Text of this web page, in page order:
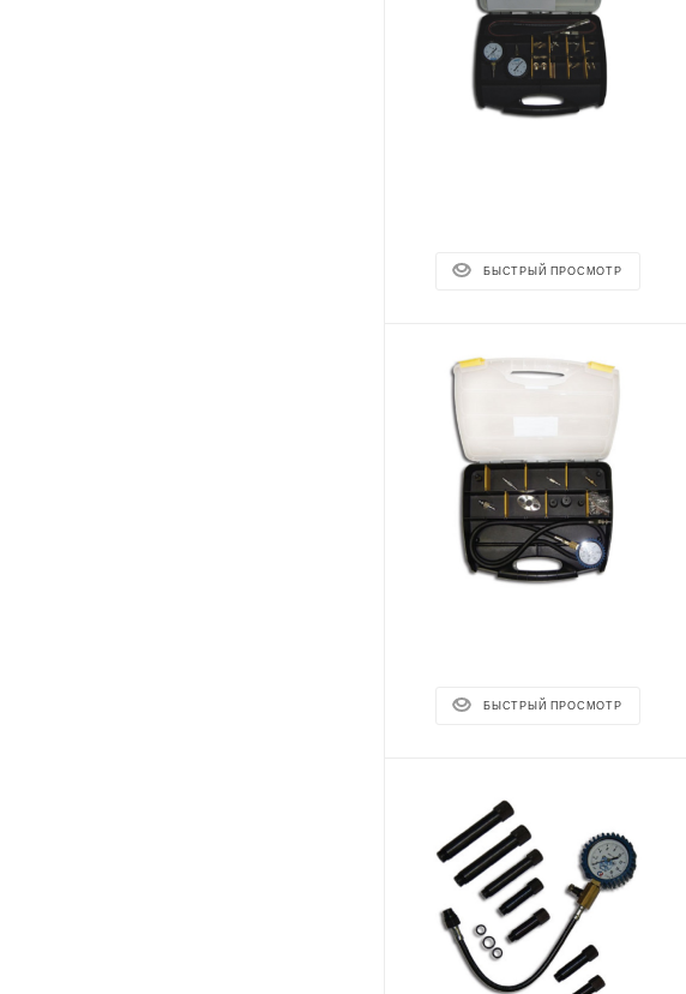
БЫСТРЫЙ ПРОСМОТР
БЫСТРЫЙ ПРОСМОТР